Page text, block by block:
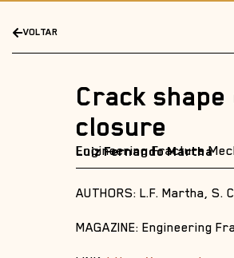
VOLTAR
Crack
closure
Engineering Fracture
Luiz Fernando Martha
AUTHORS: L.F. Martha,
MAGAZINE: Engineering